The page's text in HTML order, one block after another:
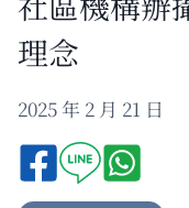
理念
2025 年 2 月 21 日